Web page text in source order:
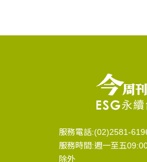
服務電話:(02)2581-
服務時間:週一至五
除外